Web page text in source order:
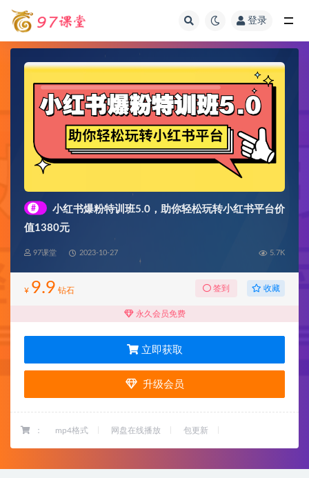
登录
#
小红书爆粉特训班5.0，助你轻松玩转小红书平台价
值1380元
97课堂 2023-10-27 5.7K
¥ 9.9 钻石 签到 收藏
永久会员免费
立即获取
升级会员
： mp4格式 网盘在线播放 包更新